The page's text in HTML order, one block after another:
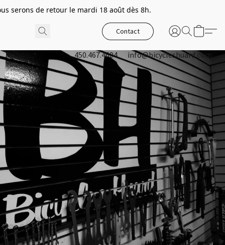
serons de retour le mardi 18 août dès 8h.
Contact
450.467.4604 info@bicycleshuard.com